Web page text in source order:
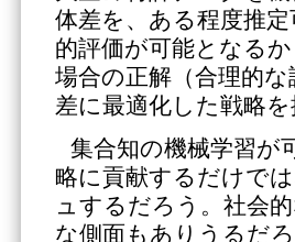
体差を、ある程度推
的評価が可能となる
場合の正解（合理的
差に最適化した戦略
集合知の機械学習が
略に貢献するだけで
ュするだろう。社会
な側面もありうるだ